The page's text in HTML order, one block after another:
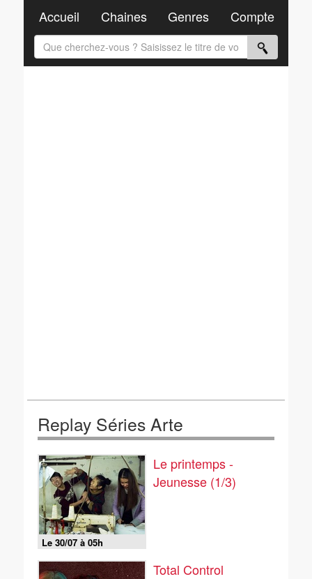
Replay Séries Arte
Le 30/07 à 05h
Le printemps -
Jeunesse (1/3)
Total Control
Accueil Chaines Genres Compte